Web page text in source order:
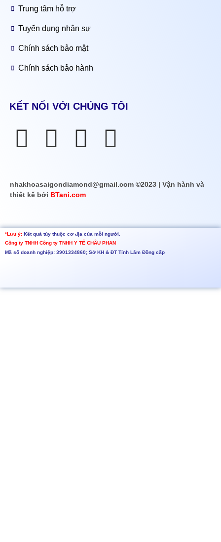
Trung tâm hỗ trợ
Tuyển dụng nhân sự
Chính sách bảo mật
Chính sách bảo hành
KẾT NỐI VỚI CHÚNG TÔI
nhakhoasaigondiamond@gmail.com ©2023 | Vận hành và
thiết kế bởi BTani.com
*Lưu ý: Kết quả tùy thuộc cơ địa của mỗi người.
Công ty TNHH Công ty TNHH Y TẾ CHÂU PHAN
Mã số doanh nghiệp: 3901334860; Sở KH & ĐT Tỉnh Lâm Đồng cấp